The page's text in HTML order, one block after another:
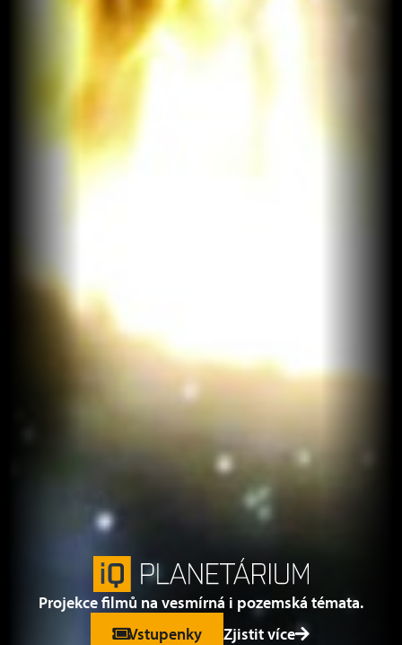
Projekce filmů na vesmírná i pozemská témata.
Vstupenky
Zjistit více